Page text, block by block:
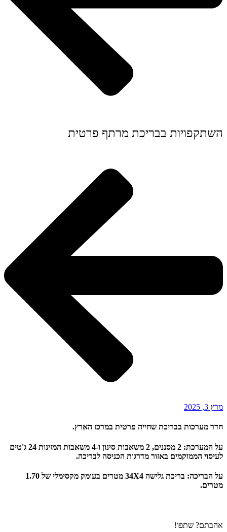
השתקפויות בבריכת מרתף פרטית
מרץ 3, 2025
חדר מערכות בבריכת שחייה פרטית במרכז הארץ.
על המערכת: 2 מסננים, 2 משאבות סינון ו-4 משאבות המזינות 24 ג'טים
לעיסוי הממוקמים באזור מדרגות הכניסה לבריכה.
על הבריכה: בריכת גלישה 34X4 מטרים בעומק מקסימלי של 1.70
מטרים.
אהבתם? שתפו!